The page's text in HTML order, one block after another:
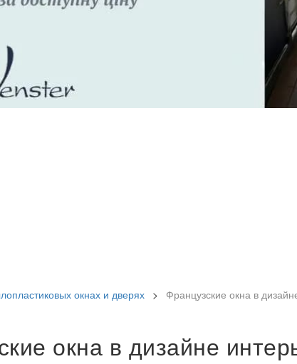
окнах и дверях > Французские окна в
окна в дизайне